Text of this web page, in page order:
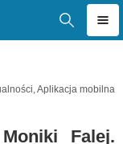
,Aplikacja mobilna
Falej.